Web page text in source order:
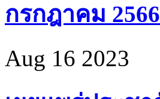
กรกฎาคม 2566
Aug 16 2023